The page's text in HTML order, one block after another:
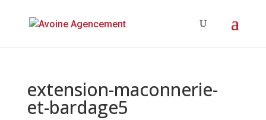
extension-maconnerie-
et-bardage5